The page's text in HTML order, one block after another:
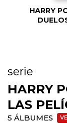
HARRY
serie
HARRY
LAS
5 ÁLBUMES